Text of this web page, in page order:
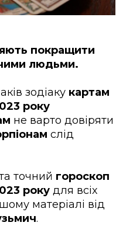
покращити
людьми.
зодіаку картам
року
не варто довіряти
слід
точний гороскоп
року для всіх
матеріалі від
.